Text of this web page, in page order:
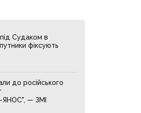
під Судаком в
фіксують
до російського
ЯНОС", — ЗМІ